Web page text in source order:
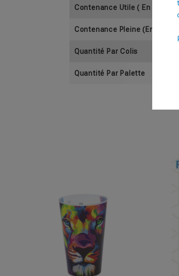
Contenance Utile ( En Cl)
Contenance Pleine (En Cl)
Quantité Par Colis
Quantité Par Palette